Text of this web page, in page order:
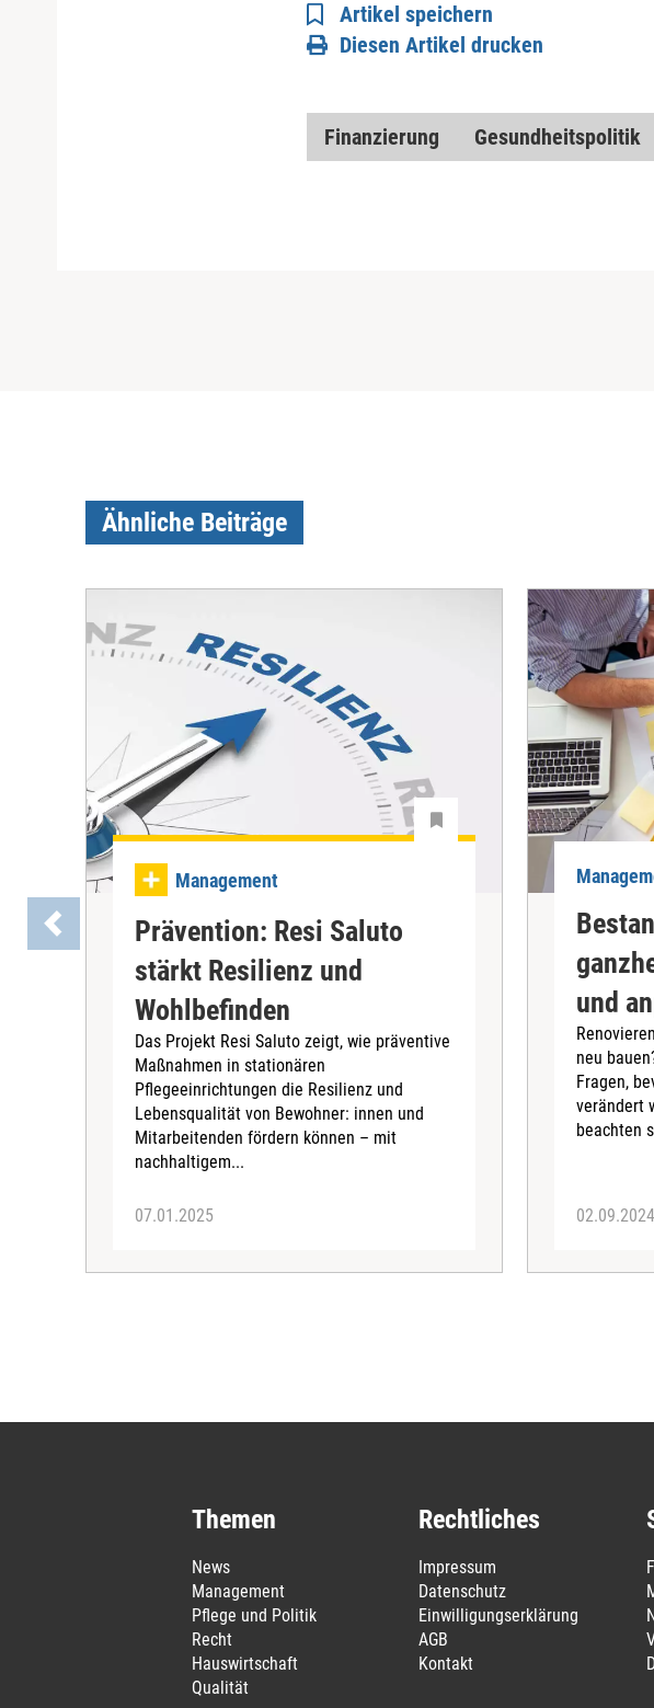
Artikel speichern
Diesen Artikel drucken
Finanzierung Gesundheitspolitik
Ähnliche Beiträge
Management
Prävention: Resi Saluto
stärkt Resilienz und
Wohlbefinden
Das Projekt Resi Saluto zeigt, wie präventive
Maßnahmen in stationären
Pflegeeinrichtungen die Resilienz und
Lebensqualität von Bewohner: innen und
Mitarbeitenden fördern können – mit
nachhaltigem...
07.01.2025
und
neu
Fragen,
verändert
beachten
02.09.2024
Themen
News
Management
Pflege und Politik
Recht
Hauswirtschaft
Qualität
Rechtliches
Impressum
Datenschutz
Einwilligungserklärung
AGB
Kontakt